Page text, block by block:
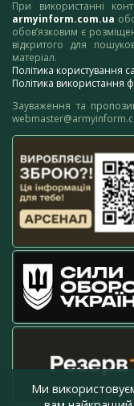
При використанні
armyinform.com.ua
обов’язковим є
відкритого для
матеріал.
Політика користування
Політика використання
Зауваження та
Ми